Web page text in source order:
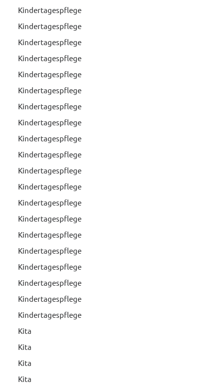
Kindertagespflege
Kindertagespflege
Kindertagespflege
Kindertagespflege
Kindertagespflege
Kindertagespflege
Kindertagespflege
Kindertagespflege
Kindertagespflege
Kindertagespflege
Kindertagespflege
Kindertagespflege
Kindertagespflege
Kindertagespflege
Kindertagespflege
Kindertagespflege
Kindertagespflege
Kindertagespflege
Kindertagespflege
Kindertagespflege
Kita
Kita
Kita
Kita